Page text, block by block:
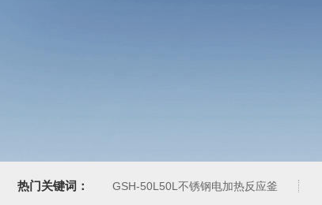
热门关键词： GSH-50L50L不锈钢电加热反应釜